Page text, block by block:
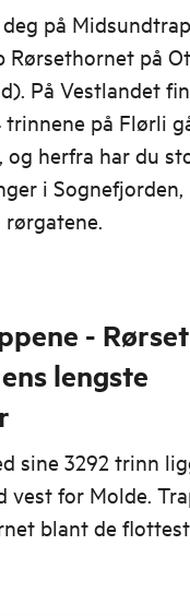
på
på
På Vestlandet
på Flørli
og herfra har du
i Sognefjorden,
-
lengste
sine 3292 trinn
vest for Molde.
blant de